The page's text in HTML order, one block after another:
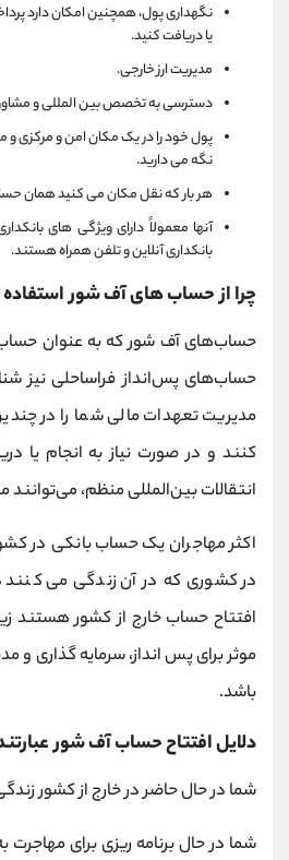
نگهداری پول، همچنین امکان دارد
یا دریافت کنید.
مدیریت ارز خارجی.
دسترسی به تخصص بین المللی و
پول خود را در یک مکان امن و
نگه می دارید.
هر بار که نقل مکان می کنید همان
آنها معمولاً دارای ویژگی های
بانکداری آنلاین و تلفن همراه هستند.
چرا از حساب های آف‌ شور استفاده
حساب‌های آف‌ شور که به عنوان
حساب‌های پس‌انداز فراساحلی نیز
مدیریت تعهدات مالی شما را در
کنند و در صورت نیاز به انجام یا
انتقالات بین‌المللی منظم، می‌توانند
اکثر مهاجران یک حساب بانکی در
در کشوری که در آن زندگی می کنند
افتتاح حساب خارج از کشور هستند
موثر برای پس انداز، سرمایه گذاری و
باشد.
دلایل افتتاح حساب آف‌ شور
شما در حال حاضر در خارج از کشور
شما در حال برنامه ریزی برای مهاجرت